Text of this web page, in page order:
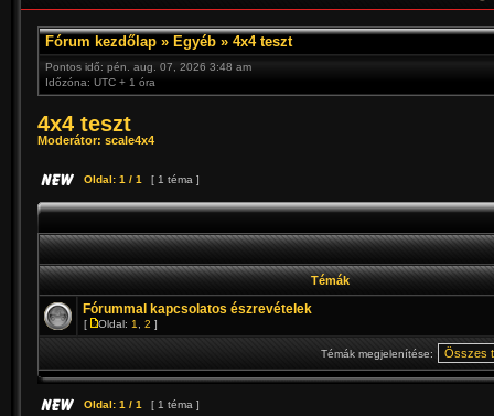
Fórum kezdőlap » Egyéb » 4x4 teszt
Pontos idő: pén. aug. 07, 2026 3:48 am
Időzóna: UTC + 1 óra
4x4 teszt
Moderátor: scale4x4
Oldal: 1 / 1 [ 1 téma ]
Témák
Fórummal kapcsolatos észrevételek
[ Oldal: 1 2 ]
Témák megjelenítése:
Oldal: 1 / 1 [ 1 téma ]